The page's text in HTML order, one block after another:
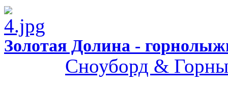
Золотая Долина -
Сноуборд &